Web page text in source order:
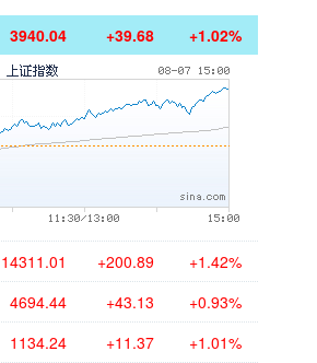
3940.04 +39.68 +1.02%
14311.01 +200.89 +1.42%
4694.44 +43.13 +0.93%
1134.24 +11.37 +1.01%